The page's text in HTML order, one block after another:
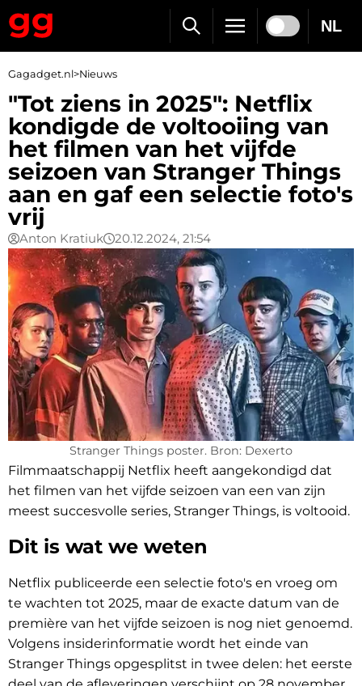
NL
Gagadget.nl>Nieuws
"Tot ziens in 2025": Netflix
kondigde de voltooiing van
het filmen van het vijfde
seizoen van Stranger Things
aan en gaf een selectie foto's
vrij
Anton Kratiuk 20.12.2024, 21:54
Stranger Things poster. Bron: Dexerto
Filmmaatschappij Netflix heeft aangekondigd dat
het filmen van het vijfde seizoen van een van zijn
meest succesvolle series, Stranger Things, is voltooid.
Dit is wat we weten
Netflix publiceerde een selectie foto's en vroeg om
te wachten tot 2025, maar de exacte datum van de
première van het vijfde seizoen is nog niet genoemd.
Volgens insiderinformatie wordt het einde van
Stranger Things opgesplitst in twee delen: het eerste